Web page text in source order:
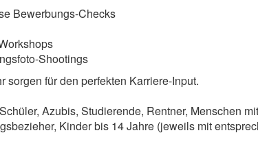
Bewerbungs-Checks
Shootings
sorgen für den perfekten Karriere-Input.
Azubis, Studierende, Rentner, Menschen
Kinder bis 14 Jahre (jeweils mit